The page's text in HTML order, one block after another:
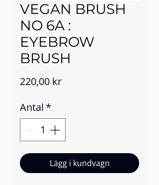
VEGAN BRUSH
NO 6A :
EYEBROW
BRUSH
220,00 krPris
Antal *
Lägg i kundvagn